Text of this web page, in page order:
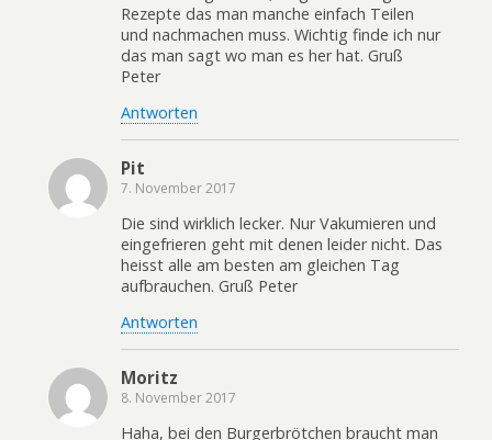
Rezepte das man manche einfach Teilen
und nachmachen muss. Wichtig finde ich nur
das man sagt wo man es her hat. Gruß
Peter
Antworten
Pit
7. November 2017
Die sind wirklich lecker. Nur Vakumieren und
eingefrieren geht mit denen leider nicht. Das
heisst alle am besten am gleichen Tag
aufbrauchen. Gruß Peter
Antworten
Moritz
8. November 2017
Haha, bei den Burgerbrötchen braucht man